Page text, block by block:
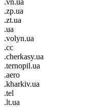
.zp.ua
.zt.ua
.ua
.volyn.ua
.cc
.cherkasy.ua
.ternopil.ua
.aero
.kharkiv.ua
.tel
.lt.ua